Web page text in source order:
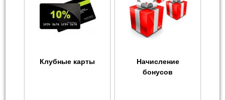
Клубные карты
Начисление
бонусов